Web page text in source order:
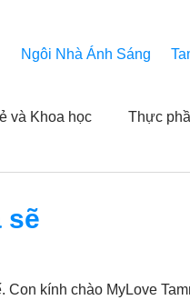
Ngôi Nhà Ánh Sáng
và Khoa học Thực
của người xem
sẽ
kính chào MyLove